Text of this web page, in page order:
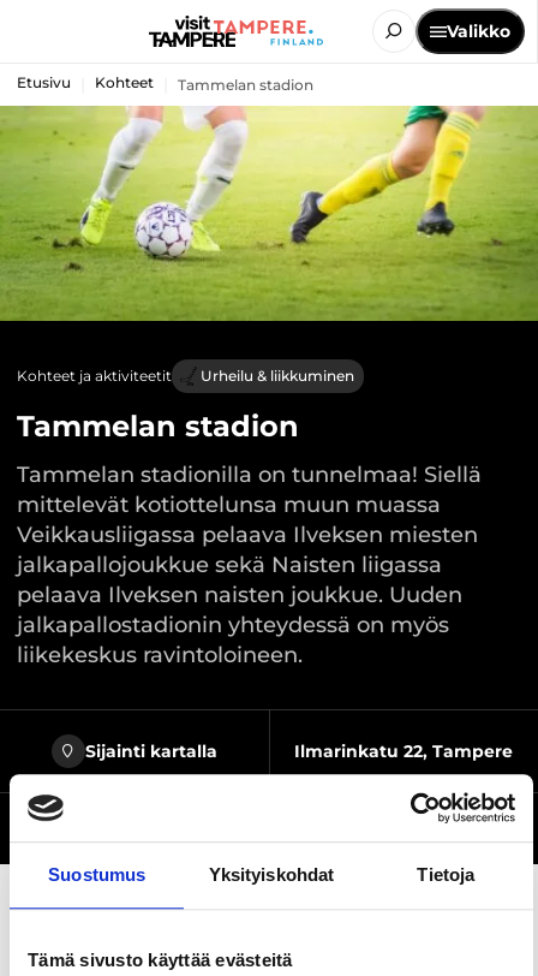
Suostumus Yksityiskohdat Tietoja
Tämä sivusto käyttää evästeitä
Valikko
Etusivu Kohteet Tammelan stadion
Kohteet ja aktiviteetit Urheilu & liikkuminen
Tammelan stadion
Tammelan stadionilla on tunnelmaa! Siellä
mittelevät kotiottelunsa muun muassa
Veikkausliigassa pelaava Ilveksen miesten
jalkapallojoukkue sekä Naisten liigassa
pelaava Ilveksen naisten joukkue. Uuden
jalkapallostadionin yhteydessä on myös
liikekeskus ravintoloineen.
Sijainti kartalla Ilmarinkatu 22, Tampere
Jaa sivu